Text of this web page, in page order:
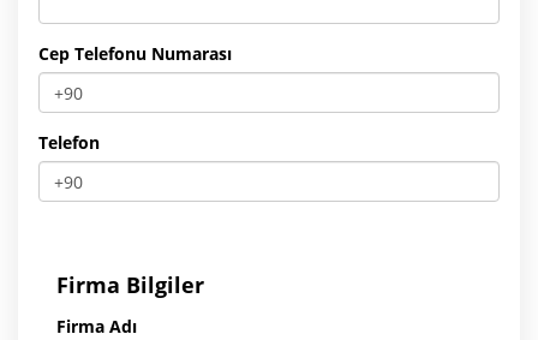
Cep Telefonu Numarası
Telefon
Firma Bilgiler
Firma Adı